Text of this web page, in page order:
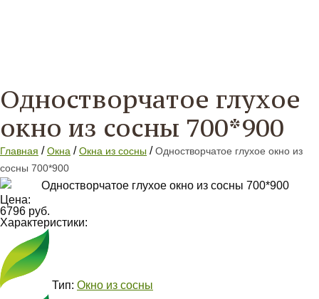
Одностворчатое глухое
окно из сосны 700*900
Главная / Окна / Окна из сосны / Одностворчатое глухое окно из
сосны 700*900
Цена:
6796 руб.
Характеристики:
Тип: Окно из сосны